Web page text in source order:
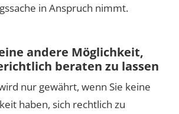
in Anspruch nimmt.
andere Möglichkeit,
beraten zu lassen
nur gewährt, wenn Sie keine
haben, sich rechtlich zu